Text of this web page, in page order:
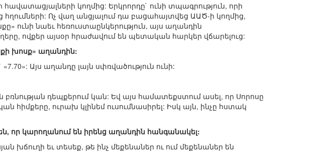
կողմից: Երկրորդը` ունի տպագրություն, որի
Ոչ վաղ անցյալում դա բացահայտվեց ԱԱԾ-ի կողմից,
ունի նաեւ հեռուստաընկերություն, այս աղանդին
ովքեր այսօր հրաժավում են պետական հարկեր վճարելուց:
խոսք» աղանդին:
Այս աղանդը լայն սփռվածություն ունի:
դեպքերում կան: Եվ այս համատեքստում ասել, որ Սորոսը
հիմքերը, ուրախ կլինեմ ուսումնասիրել: Իսկ այն, ինչը հստակ
որ կարողանում են իրենց աղանդին հանգանակել:
խճուղի եւ տեսեք, թե ինչ մեքենաներ ու ում մեքենաներ են